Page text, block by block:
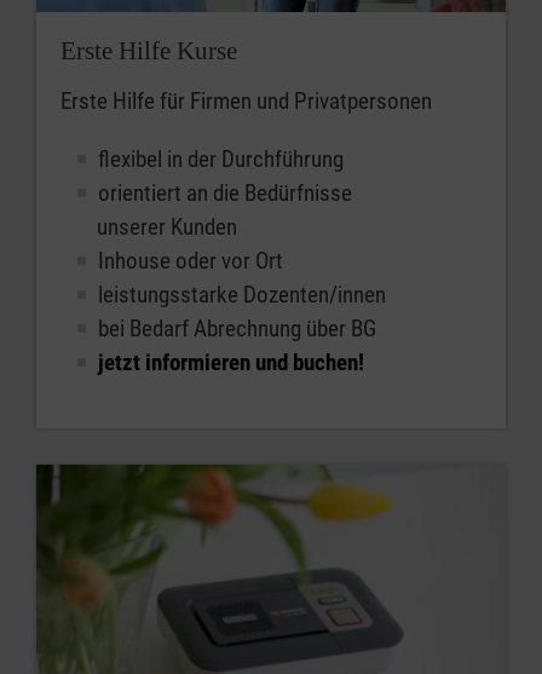
Erste Hilfe Kurse
Erste Hilfe für Firmen und Privatpersonen
flexibel in der Durchführung
orientiert an die Bedürfnisse
unserer Kunden
Inhouse oder vor Ort
leistungsstarke Dozenten/innen
bei Bedarf Abrechnung über BG
jetzt informieren und buchen!